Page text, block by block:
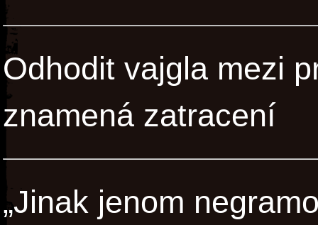
Odhodit vajgla mezi
znamená zatracení
„Jinak jenom